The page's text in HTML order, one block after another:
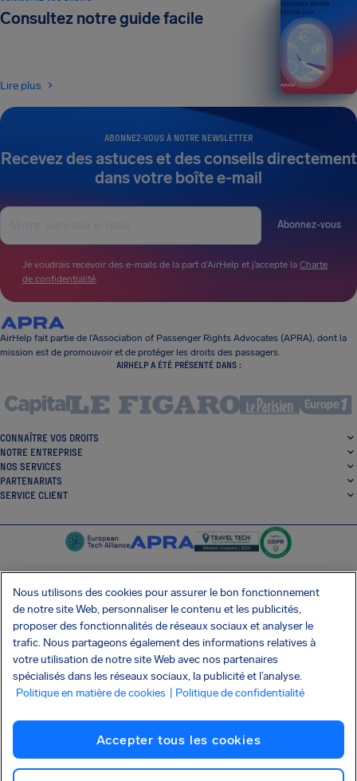
ABONNEZ-VOUS À NOTRE NEWSLETTER
Recevez des astuces et des conseils directement
dans votre boîte e-mail
Abonnez-vous
Je voudrais recevoir des e-mails de la part d’AirHelp et j’accepte la Charte
de confidentialité
Consultez notre guide facile
Lire plus
passagers aériens
ÉDITION 2026
AirHelp fait partie de l’Association of Passenger Rights Advocates (APRA), dont la
mission est de promouvoir et de protéger les droits des passagers.
AIRHELP A ÉTÉ PRÉSENTÉ DANS :
CONNAÎTRE VOS DROITS
NOTRE ENTREPRISE
NOS SERVICES
PARTENARIATS
SERVICE CLIENT
SocialFacebook
SocialTwitter
SocialInstagram
SocialLinkedin
OBTENEZ NOTRE APPLI GRATUITE
Imprint
Attaque de la chaîne d'approvisionnement Shai-Hulud
Nous utilisons des cookies pour assurer le bon fonctionnement
de notre site Web, personnaliser le contenu et les publicités,
proposer des fonctionnalités de réseaux sociaux et analyser le
trafic. Nous partageons également des informations relatives à
votre utilisation de notre site Web avec nos partenaires
spécialisés dans les réseaux sociaux, la publicité et l’analyse.
Politique en matière de cookies
| Politique de confidentialité
Accepter tous les cookies